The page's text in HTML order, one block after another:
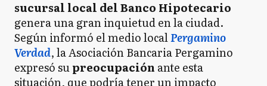
sucursal local del Banco Hipotecario
genera una gran inquietud en la ciudad.
Según informó el medio localPergamino
Verdad, la Asociación Bancaria Pergamino
expresó supreocupación ante esta
situación, que podría tener un impacto